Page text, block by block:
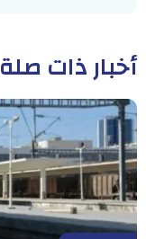
أخبار ذات صلة